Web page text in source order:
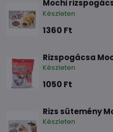
Mochi
Készleten
1360 Ft
Rizspogácsa
Készleten
1050 Ft
Rizs sütemény
Készleten